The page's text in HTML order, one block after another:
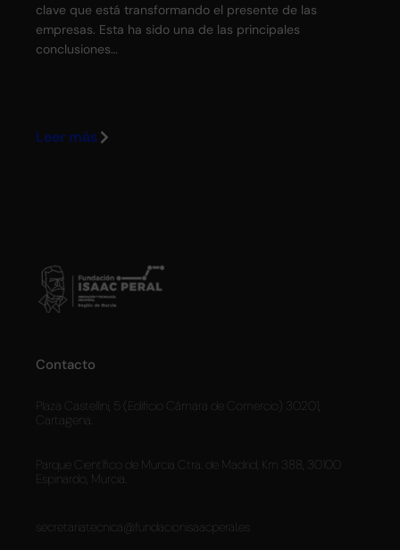
clave que está transformando el presente de las
empresas. Esta ha sido una de las principales
conclusiones…
Leer más
Contacto
Plaza Castellini, 5 (Edificio Cámara de Comercio) 30201,
Cartagena.
Parque Científico de Murcia Ctra. de Madrid, Km 388, 30100
Espinardo, Murcia.
secretariatecnica@fundacionisaacperal.es